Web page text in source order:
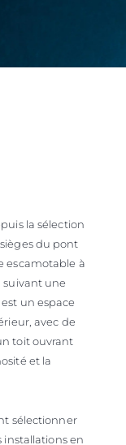
la sélection
du pont
escamotable à
une
un espace
avec de
toit ouvrant
et la
sélectionner
installations en